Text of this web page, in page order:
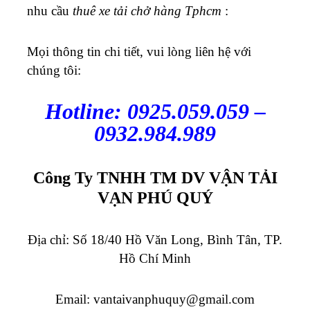
nhu cầu thuê xe tải chở hàng Tphcm :
Mọi thông tin chi tiết, vui lòng liên hệ với
chúng tôi:
Hotline: 0925.059.059 –
0932.984.989
Công Ty TNHH TM DV VẬN TẢI
VẠN PHÚ QUÝ
Địa chỉ: Số 18/40 Hồ Văn Long, Bình Tân, TP.
Hồ Chí Minh
Email: vantaivanphuquy@gmail.com